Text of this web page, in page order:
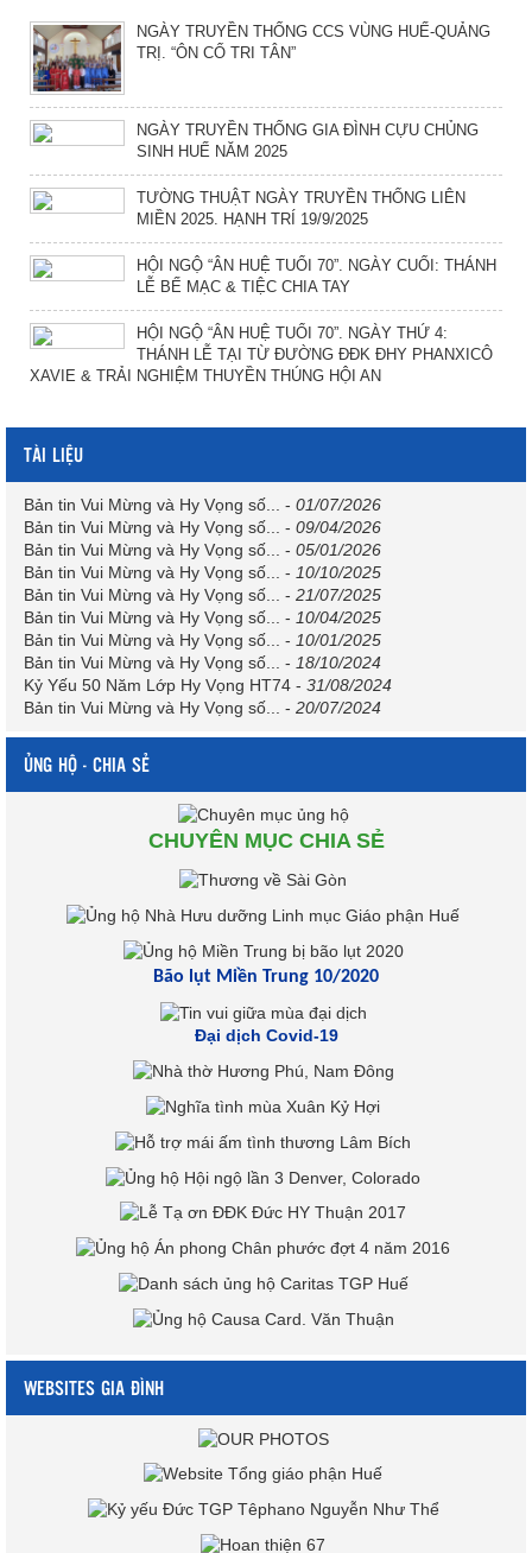
NGÀY TRUYỀN THỐNG CCS VÙNG HUẾ-QUẢNG
TRỊ. “ÔN CỐ TRI TÂN”
NGÀY TRUYỀN THỐNG GIA ĐÌNH CỰU CHỦNG
SINH HUẾ NĂM 2025
TƯỜNG THUẬT NGÀY TRUYỀN THỐNG LIÊN
MIỀN 2025. HẠNH TRÍ 19/9/2025
HỘI NGỘ “ÂN HUỆ TUỔI 70”. NGÀY CUỐI: THÁNH
LỄ BẾ MẠC & TIỆC CHIA TAY
HỘI NGỘ “ÂN HUỆ TUỔI 70”. NGÀY THỨ 4:
THÁNH LỄ TẠI TỪ ĐƯỜNG ĐĐK ĐHY PHANXICÔ
XAVIE & TRẢI NGHIỆM THUYỀN THÚNG HỘI AN
TÀI LIỆU
Bản tin Vui Mừng và Hy Vọng số... - 01/07/2026
Bản tin Vui Mừng và Hy Vọng số...
- 09/04/2026
Bản tin Vui Mừng và Hy Vọng số...
- 05/01/2026
Bản tin Vui Mừng và Hy Vọng số...
- 10/10/2025
Bản tin Vui Mừng và Hy Vọng số...
- 21/07/2025
Bản tin Vui Mừng và Hy Vọng số...
- 10/04/2025
Bản tin Vui Mừng và Hy Vọng số...
- 10/01/2025
Bản tin Vui Mừng và Hy Vọng số...
- 18/10/2024
Kỷ Yếu 50 Năm Lớp Hy Vọng HT74 - 31/08/2024
Bản tin Vui Mừng và Hy Vọng số...
- 20/07/2024
ỦNG HỘ - CHIA SẺ
CHUYÊN MỤC CHIA SẺ
Bão lụt Miền Trung 10/2020
Đại dịch Covid-19
WEBSITES GIA ĐÌNH